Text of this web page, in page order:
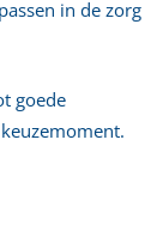
in de zorg
goede